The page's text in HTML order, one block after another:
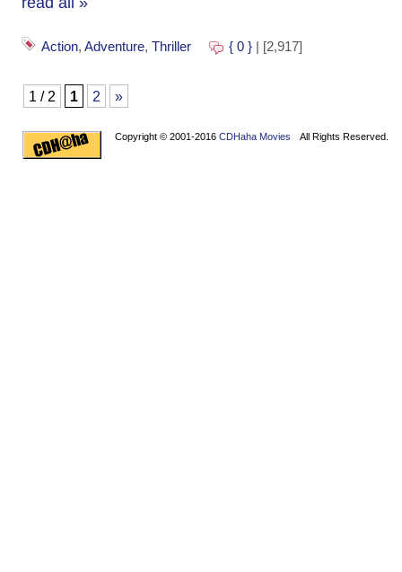
Action, Adventure, Thriller { 0 } | [2,917]
1 / 2 1 2 »
Copyright © 2001-2016 CDHaha Movies All Rights Reserved.